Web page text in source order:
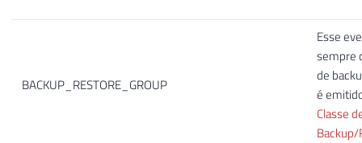
BACKUP_RESTORE_GROUP
Esse
sempre
de
é
Classe